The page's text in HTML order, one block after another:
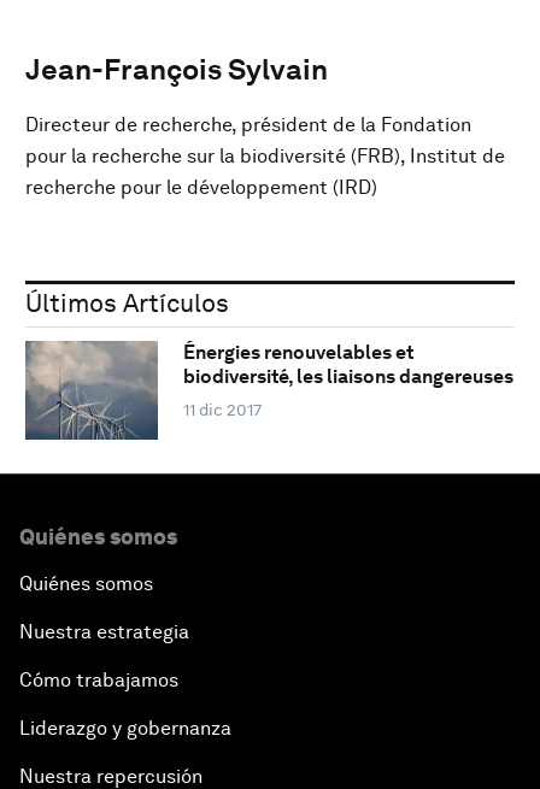
Jean-François Sylvain
Directeur de recherche, président de la Fondation
pour la recherche sur la biodiversité (FRB), Institut de
recherche pour le développement (IRD)
Últimos Artículos
Énergies renouvelables et
biodiversité, les liaisons dangereuses
11 dic 2017
Quiénes somos
Quiénes somos
Nuestra estrategia
Cómo trabajamos
Liderazgo y gobernanza
Nuestra repercusión